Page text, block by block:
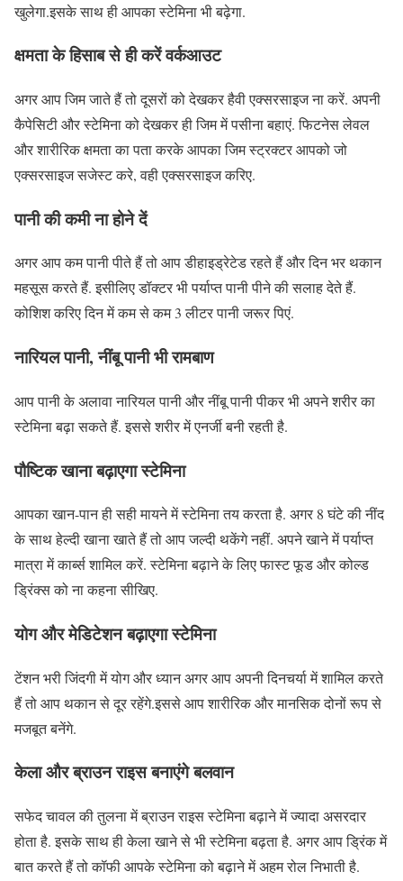
खुलेगा.इसके साथ ही आपका स्टेमिना भी बढ़ेगा.
क्षमता के हिसाब से ही करें वर्कआउट
अगर आप जिम जाते हैं तो दूसरों को देखकर हैवी एक्सरसाइज ना करें. अपनी
कैपेसिटी और स्टेमिना को देखकर ही जिम में पसीना बहाएं. फिटनेस लेवल
और शारीरिक क्षमता का पता करके आपका जिम स्ट्रक्टर आपको जो
एक्सरसाइज सजेस्ट करे, वही एक्सरसाइज करिए.
पानी की कमी ना होने दें
अगर आप कम पानी पीते हैं तो आप डीहाइड्रेटेड रहते हैं और दिन भर थकान
महसूस करते हैं. इसीलिए डॉक्टर भी पर्याप्त पानी पीने की सलाह देते हैं.
कोशिश करिए दिन में कम से कम 3 लीटर पानी जरूर पिएं.
नारियल पानी, नींबू पानी भी रामबाण
आप पानी के अलावा नारियल पानी और नींबू पानी पीकर भी अपने शरीर का
स्टेमिना बढ़ा सकते हैं. इससे शरीर में एनर्जी बनी रहती है.
पौष्टिक खाना बढ़ाएगा स्टेमिना
आपका खान-पान ही सही मायने में स्टेमिना तय करता है. अगर 8 घंटे की नींद
के साथ हेल्दी खाना खाते हैं तो आप जल्दी थकेंगे नहीं. अपने खाने में पर्याप्त
मात्रा में कार्ब्स शामिल करें. स्टेमिना बढ़ाने के लिए फास्ट फूड और कोल्ड
ड्रिंक्स को ना कहना सीखिए.
योग और मेडिटेशन बढ़ाएगा स्टेमिना
टेंशन भरी जिंदगी में योग और ध्यान अगर आप अपनी दिनचर्या में शामिल करते
हैं तो आप थकान से दूर रहेंगे.इससे आप शारीरिक और मानसिक दोनों रूप से
मजबूत बनेंगे.
केला और ब्राउन राइस बनाएंगे बलवान
सफेद चावल की तुलना में ब्राउन राइस स्टेमिना बढ़ाने में ज्यादा असरदार
होता है. इसके साथ ही केला खाने से भी स्टेमिना बढ़ता है. अगर आप ड्रिंक में
बात करते हैं तो कॉफी आपके स्टेमिना को बढ़ाने में अहम रोल निभाती है.